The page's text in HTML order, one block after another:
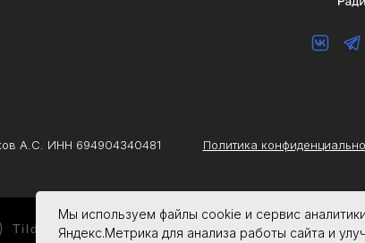
Мы используем файлы cookie и сервис аналитики
Яндекс.Метрика для анализа работы сайта и
Политика
А.С. ИНН 694904340481
Tilda